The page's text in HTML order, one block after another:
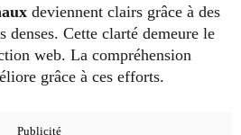
deviennent clairs grâce à des
denses. Cette clarté demeure le
web. La compréhension
grâce à ces efforts.